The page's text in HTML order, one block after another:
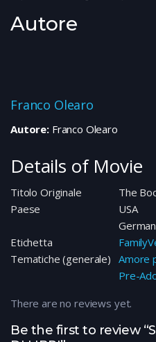
Autore
Franco Olearo
Autore:Franco Olearo
Details of Movie
Titolo Originale
The
Paese
USA
Etichetta
Tematiche (generale) Amore
Pre-
Be the first to review
There are no reviews yet.